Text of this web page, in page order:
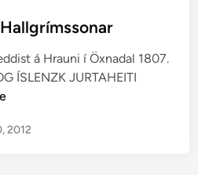
á Hrauni í Öxnadal 1807.
ÍSLENZK JURTAHEITI
2012